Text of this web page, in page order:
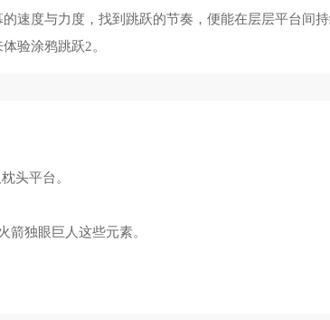
速度与力度，找到跳跃的节奏，便能在层层平台间
验涂鸦跳跃2。
头平台。
箭独眼巨人这些元素。